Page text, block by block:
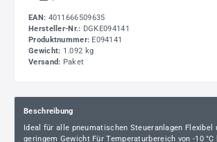
EAN: 4011666509635
Hersteller-Nr.: DGKE094141
Produktnummer: E094141
Gewicht: 1.092 kg
Versand: Paket
Beschreibung
Ideal für alle pneumatischen Steueranlagen Flexibel
geringem Gewicht Für Temperaturbereich von -10 °C